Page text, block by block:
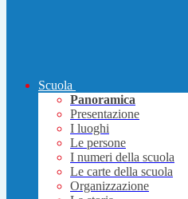
Scuola
Panoramica
Presentazione
I luoghi
Le persone
I numeri della scuola
Le carte della scuola
Organizzazione